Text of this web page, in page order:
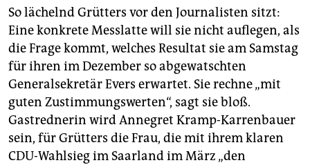
So lächelnd Grütters vor den Journalisten sitzt:
Eine konkrete Messlatte will sie nicht auflegen, als
die Frage kommt, welches Resultat sie am Samstag
für ihren im Dezember so abgewatschten
Generalsekretär Evers erwartet. Sie rechne „mit
guten Zustimmungswerten“, sagt sie bloß.
Gastrednerin wird Annegret Kramp-Karrenbauer
sein, für Grütters die Frau, die mit ihrem klaren
CDU-Wahlsieg im Saarland im März „den